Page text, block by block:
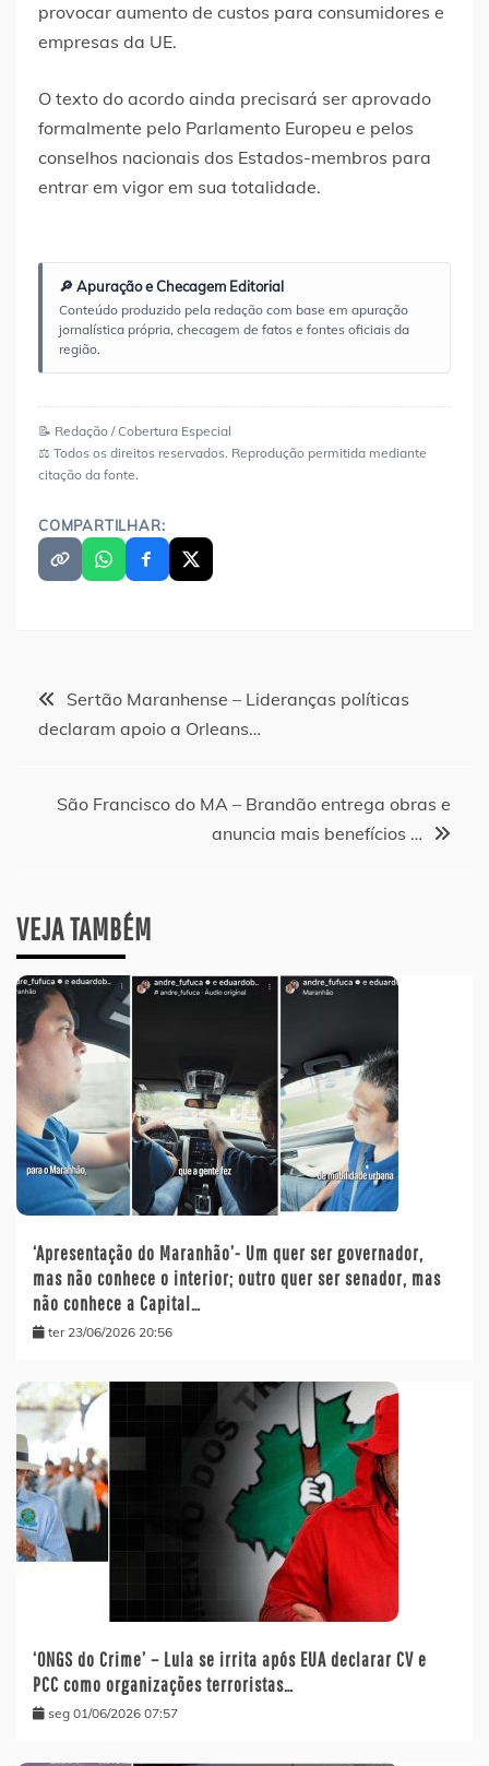
provocar aumento de custos para consumidores e
empresas da UE.
O texto do acordo ainda precisará ser aprovado
formalmente pelo Parlamento Europeu e pelos
conselhos nacionais dos Estados-membros para
entrar em vigor em sua totalidade.
🔎 Apuração e Checagem Editorial
Conteúdo produzido pela redação com base em apuração
jornalística própria, checagem de fatos e fontes oficiais da
região.
📝 Redação / Cobertura Especial
⚖️ Todos os direitos reservados. Reprodução permitida mediante
citação da fonte.
COMPARTILHAR:
Navegação
Post
Sertão Maranhense – Lideranças políticas
declaram apoio a Orleans…
São Francisco do MA – Brandão entrega obras e
anuncia mais benefícios …
VEJA TAMBÉM
‘Apresentação do Maranhão’- Um quer ser governador,
mas não conhece o interior; outro quer ser senador, mas
não conhece a Capital…
ter 23/06/2026 20:56
‘ONGS do Crime’ – Lula se irrita após EUA declarar CV e
PCC como organizações terroristas…
seg 01/06/2026 07:57